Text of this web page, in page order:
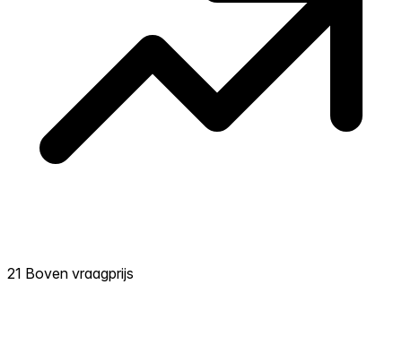
21 Boven vraagprijs